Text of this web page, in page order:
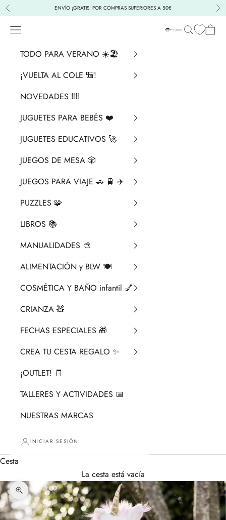
Ir al contenido
Anterior ENVÍO ¡GRATIS! POR COMPRAS SUPERIORES A 50€
La Chata
Menú BuscarCesta
TODO PARA VERANO ☀️🏖️
¡VUELTA AL COLE 🎒!
NOVEDADES ‼️​‼️​
JUGUETES PARA BEBÉS ❤️​
JUGUETES EDUCATIVOS 🚀
JUEGOS DE MESA 🎲
JUEGOS PARA VIAJE 🚗 🚆 ✈️
PUZZLES 🧩
LIBROS 📚​
MANUALIDADES 🎨​
ALIMENTACIÓN y BLW 🍽️
COSMÉTICA Y BAÑO infantil 💅
CRIANZA ​🧸​
FECHAS ESPECIALES 🎁
CREA TU CESTA REGALO ✨
¡OUTLET! 🧾
TALLERES Y ACTIVIDADES 📅
NUESTRAS MARCAS
INICIAR SESIÓN
Cesta
La cesta está vacía
Zoom